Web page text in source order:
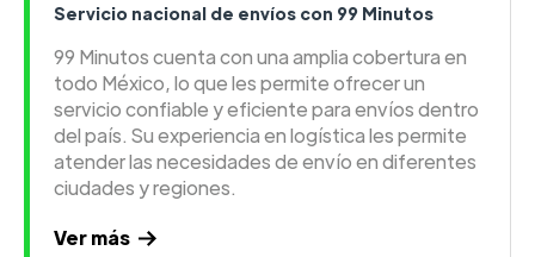
Servicio nacional de envíos con 99 Minutos
99 Minutos cuenta con una amplia cobertura en
todo México, lo que les permite ofrecer un
servicio confiable y eficiente para envíos dentro
del país. Su experiencia en logística les permite
atender las necesidades de envío en diferentes
ciudades y regiones.
Ver más